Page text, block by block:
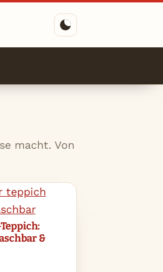
macht. Von
&